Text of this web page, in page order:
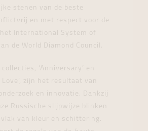
stenen van de beste
en met respect voor de
International System of
de World Diamond Council.
collecties, ‘Anniversary’ en
Love’, zijn het resultaat van
en innovatie. Dankzij
Russische slijpwijze blinken
van kleur en schittering.